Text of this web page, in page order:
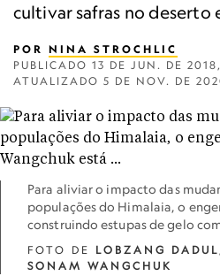
cultivar safras no deserto
POR NINA STROCHLIC
PUBLICADO 13 DE JUN. DE
ATUALIZADO 5 DE NOV. DE
Para aliviar o impacto das
populações do Himalaia, o
construindo estupas de gelo
FOTO DE LOBZANG
SONAM WANGCHUK